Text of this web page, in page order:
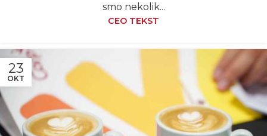
smo nekolik...
CEO TEKST
23
OKT